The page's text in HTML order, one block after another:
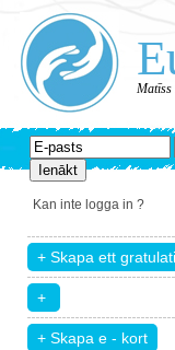
Matīss
Kan inte logga in ?